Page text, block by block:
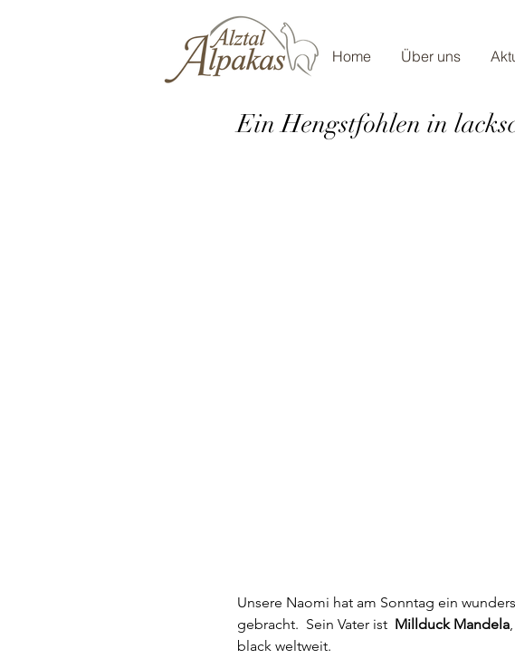
Home Über uns
Ein Hengstfohlen in
Unsere Naomi hat am Sonntag ein
gebracht.  Sein Vater ist Millduck Mandela
black weltweit.